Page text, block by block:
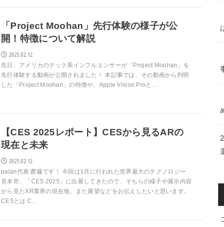
「Project Moohan」先行体験の様子が公
開！特徴について解説
2025.02.12
先日、アメリカのテック系インフルエンサーが「Project Moohan」を
先行体験する動画が公開されました！ 本記事では、その動画から判明
した「Project Moohan」の特徴や、Apple Vision Proと…
【CES 2025レポート】CESから見るARの
現在と未来
2025.02.12
palan代表 齋藤です！ 今回は1月に行われた世界最大のテクノロジー
見本市、「CES 2025」に出展してきたので、そちらの様子や展示内容
から見たXR業界の現在地、また展望などをお伝えしたいと思います。
CESとは C…